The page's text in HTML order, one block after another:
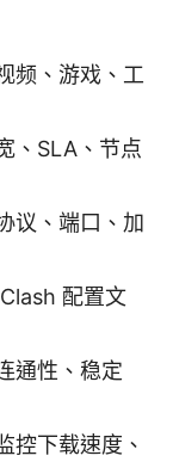
频、游戏、工
、SLA、节点
议、端口、加
配置文
通性、稳定
控下载速度、